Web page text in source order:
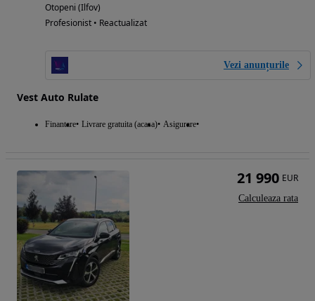
Otopeni (Ilfov)
Profesionist • Reactualizat
Vezi anunțurile
Vest Auto Rulate
Finantare Livrare gratuita (acasa) Asigurare
21 990 EUR
Calculeaza rata